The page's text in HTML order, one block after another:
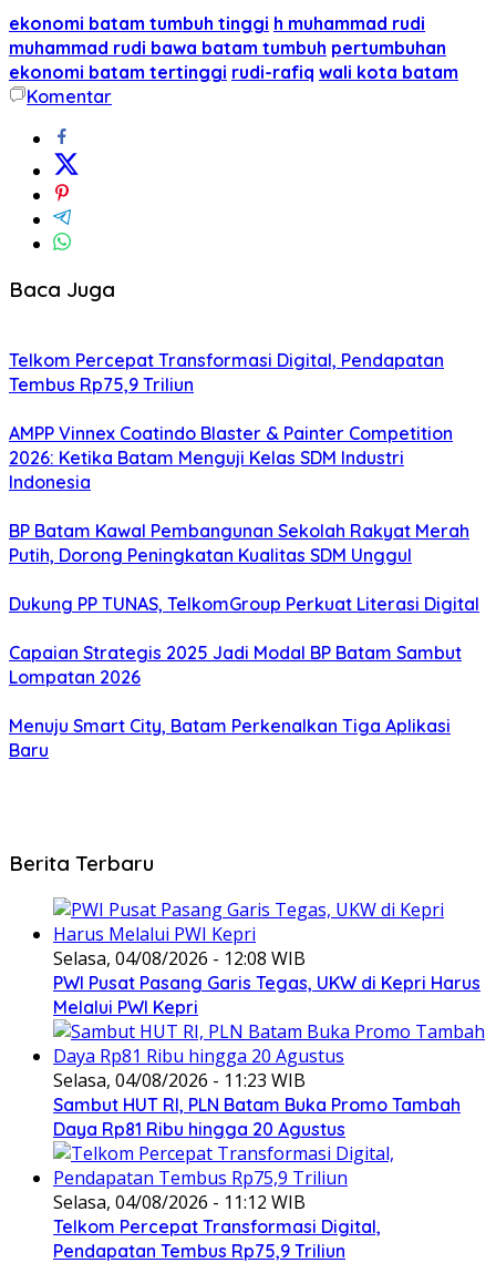
ekonomi batam tumbuh tinggi h muhammad rudi
muhammad rudi bawa batam tumbuh pertumbuhan
ekonomi batam tertinggi rudi-rafiq wali kota batam
Komentar
Baca Juga
Telkom Percepat Transformasi Digital, Pendapatan
Tembus Rp75,9 Triliun
AMPP Vinnex Coatindo Blaster & Painter Competition
2026: Ketika Batam Menguji Kelas SDM Industri
Indonesia
BP Batam Kawal Pembangunan Sekolah Rakyat Merah
Putih, Dorong Peningkatan Kualitas SDM Unggul
Dukung PP TUNAS, TelkomGroup Perkuat Literasi Digital
Capaian Strategis 2025 Jadi Modal BP Batam Sambut
Lompatan 2026
Menuju Smart City, Batam Perkenalkan Tiga Aplikasi
Baru
Berita Terbaru
Selasa, 04/08/2026 - 12:08 WIB
PWI Pusat Pasang Garis Tegas, UKW di Kepri Harus
Melalui PWI Kepri
Selasa, 04/08/2026 - 11:23 WIB
Sambut HUT RI, PLN Batam Buka Promo Tambah
Daya Rp81 Ribu hingga 20 Agustus
Selasa, 04/08/2026 - 11:12 WIB
Telkom Percepat Transformasi Digital,
Pendapatan Tembus Rp75,9 Triliun